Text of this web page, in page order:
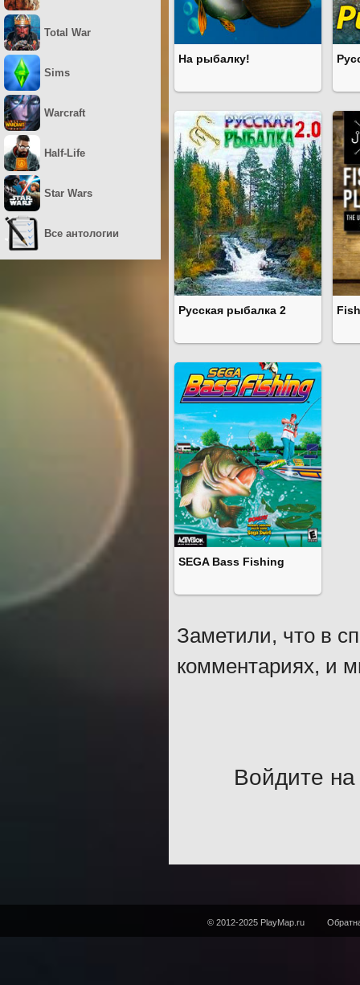
На рыбалку!
Русская рыбалка 2
SEGA Bass Fishing
Заметили, что в
комментариях, и
Войдите на
Total War
Sims
Warcraft
Half-Life
Star Wars
Все антологии
© 2012-2025 PlayMap.ru